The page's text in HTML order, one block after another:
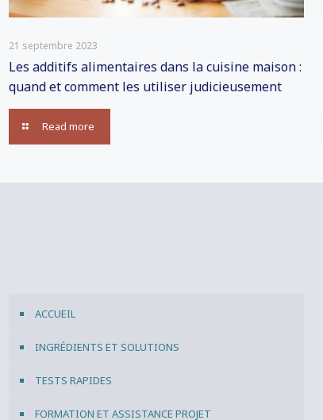
21 septembre 2023
Les additifs alimentaires dans la cuisine maison :
quand et comment les utiliser judicieusement
Read more
ACCUEIL
INGRÉDIENTS ET SOLUTIONS
TESTS RAPIDES
FORMATION ET ASSISTANCE PROJET